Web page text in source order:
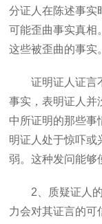
分证人在陈述事实
可能歪曲事实真相
这些被歪曲的事实。
证明证人证言不
事实，表明证人并
中所证明的那些事
明证人处于惊吓或
弱。这种发问能够
2 、质疑证人
力会对其证言的可